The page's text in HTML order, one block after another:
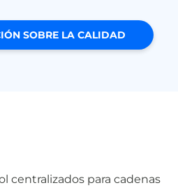
SOBRE LA CALIDAD
centralizados para cadenas